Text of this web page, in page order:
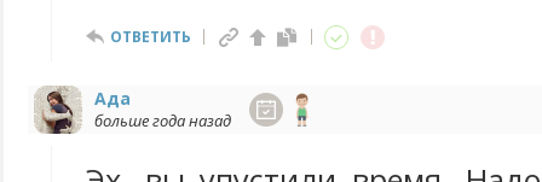
ОТВЕТИТЬ
Ада
больше года назад